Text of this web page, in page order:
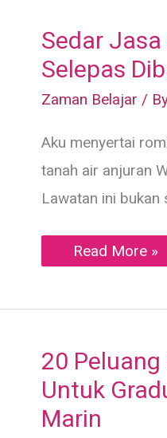
Sumatera
Sedar
Selepas
Zaman Belajar /
Aku menyertai
tanah air anjuran
Lawatan ini bukan
Sedar
Jasa
Selepas
Read More »
20
Untuk
Marin